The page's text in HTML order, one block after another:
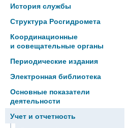
История службы
Структура Росгидромета
Координационные
и совещательные органы
Периодические издания
Электронная библиотека
Основные показатели
деятельности
Учет и отчетность